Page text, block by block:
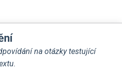
na otázky testující